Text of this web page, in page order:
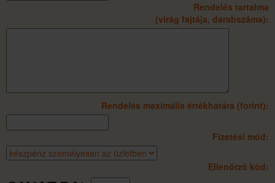
Rendelés tartalma
(virág fajtája, darabszáma):
Rendelés maximális értékhatára (forint):
Fizetési mód:
Ellenőrző kód: